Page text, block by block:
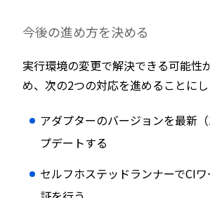
今後の進め方を決める
実行環境の変更で解決できる可能性
め、次の2つの対応を進めることにし
アダプターのバージョンを最新
プデートする
セルフホステッドランナーでCI